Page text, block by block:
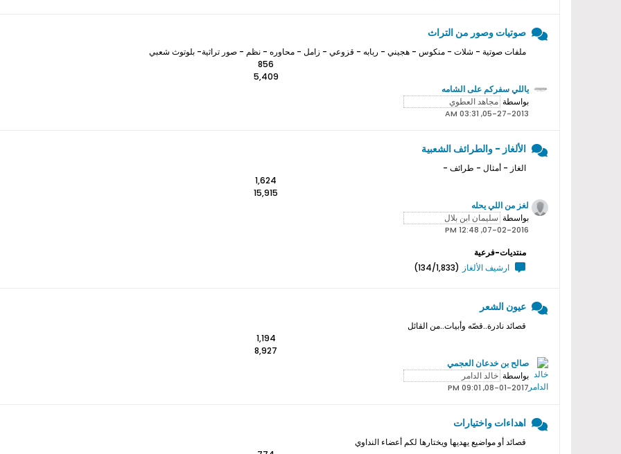
صوتيات وصور من التراث
ملفات صوتية - شلات - منكوس - هجيني - ربابه - قزوعي - زامل - محاوره - نظم - صور تراثية- بلوتوث شعبي
856
5,409
ياللي سفركم على الشامه
بواسطة
05-27-2013, 03:31 AM
الألغاز - والطرائف الشعبية
الغاز - أمثال - طرائف -
1,624
15,915
لغز من اللي يحله
بواسطة
07-02-2016, 12:48 PM
منتديات-فرعية
ارشيف الألغاز (134/1,833)
عيون الشعر
قصائد نادرة..قصّه وأبيات..من القائل
1,194
8,927
صالح بن خدعان العجمي
بواسطة
08-01-2017, 09:01 PM
اهداءات واختيارات
قصائد أو مواضيع يهديها ويختارها لكم أعضاء النداوي